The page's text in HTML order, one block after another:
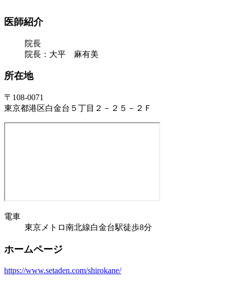
医師紹介
院長
院長：大平 麻有美
所在地
〒108-0071
東京都港区白金台５丁目２－２５－２Ｆ
電車
東京メトロ南北線白金台駅徒歩8分
ホームページ
https://www.setaden.com/shirokane/